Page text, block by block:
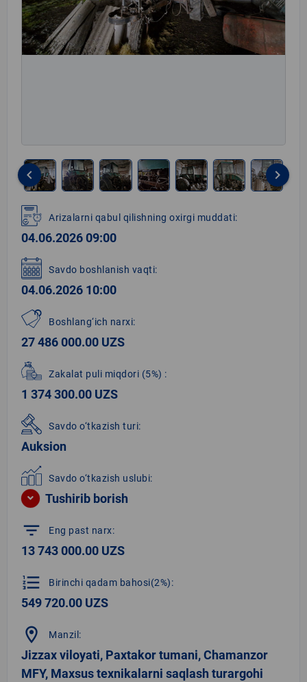
1
of
8
keyboard_arrow_left keyboard_arrow_right
Arizalarni qabul qilishning oxirgi muddati:
04.06.2026 09:00
Savdo boshlanish vaqti:
04.06.2026 10:00
Boshlang‘ich narxi:
27 486 000.00 UZS
Zakalat puli miqdori (5%) :
1 374 300.00 UZS
Savdo o‘tkazish turi:
Auksion
Savdo o‘tkazish uslubi:
Tushirib borish
filter_list Eng past narx:
13 743 000.00 UZS
format_list_numbered Birinchi qadam bahosi(2%):
549 720.00 UZS
location_on Manzil:
Jizzax viloyati, Paxtakor tumani, Chamanzor
MFY, Maxsus texnikalarni saqlash turargohi